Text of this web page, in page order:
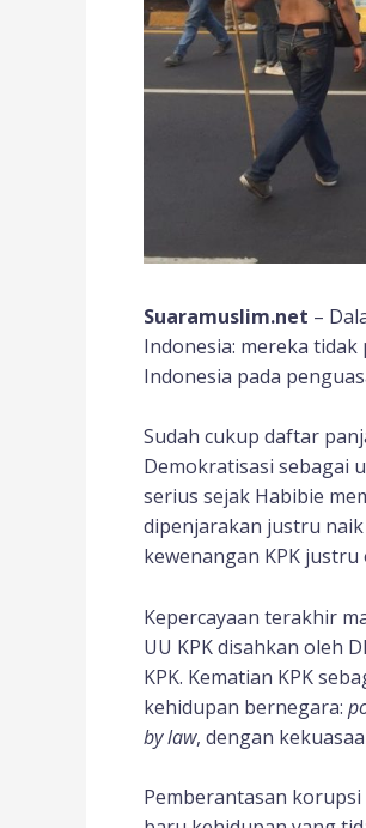
Suaramuslim.net –
Indonesia: mereka tidak
Indonesia pada
Sudah cukup daftar
Demokratisasi sebagai
serius sejak Habibie
dipenjarakan justru
kewenangan KPK justru
Kepercayaan terakhir
UU KPK disahkan oleh
KPK. Kematian KPK
kehidupan bernegara:
by law, dengan
Pemberantasan